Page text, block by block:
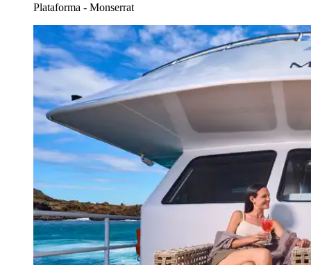
Plataforma - Monserrat